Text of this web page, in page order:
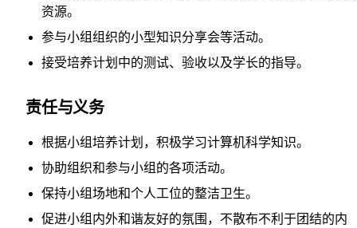
资源。
参与小组组织的小型知识分享会等活动。
接受培养计划中的测试、验收以及学长的指导。
责任与义务
根据小组培养计划，积极学习计算机科学知识。
协助组织和参与小组的各项活动。
保持小组场地和个人工位的整洁卫生。
促进小组内外和谐友好的氛围，不散布不利于团结的内